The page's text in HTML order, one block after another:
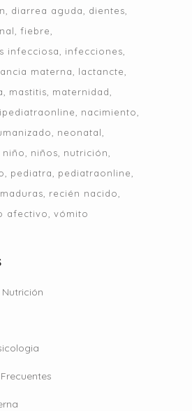
diarrea aguda
dientes
fiebre
infecciosa
infecciones
materna
lactancte
mastitis
maternidad
nacimiento
neonatal
niño niños
nutrición
pediatra
pediatraonline
recién nacido
afectivo vómito